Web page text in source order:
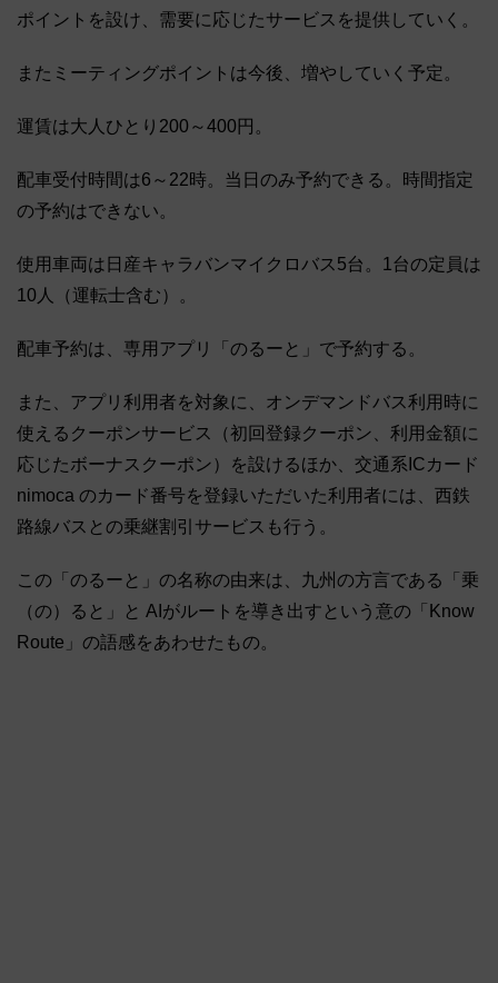
ポイントを設け、需要に応じたサービスを提供していく。
またミーティングポイントは今後、増やしていく予定。
運賃は大人ひとり200～400円。
配車受付時間は6～22時。当日のみ予約できる。時間指定
の予約はできない。
使用車両は日産キャラバンマイクロバス5台。1台の定員は
10人（運転士含む）。
配車予約は、専用アプリ「のるーと」で予約する。
また、アプリ利用者を対象に、オンデマンドバス利用時に
使えるクーポンサービス（初回登録クーポン、利用金額に
応じたボーナスクーポン）を設けるほか、交通系ICカード
nimoca のカード番号を登録いただいた利用者には、西鉄
路線バスとの乗継割引サービスも行う。
この「のるーと」の名称の由来は、九州の方言である「乗
（の）ると」と AIがルートを導き出すという意の「Know
Route」の語感をあわせたもの。